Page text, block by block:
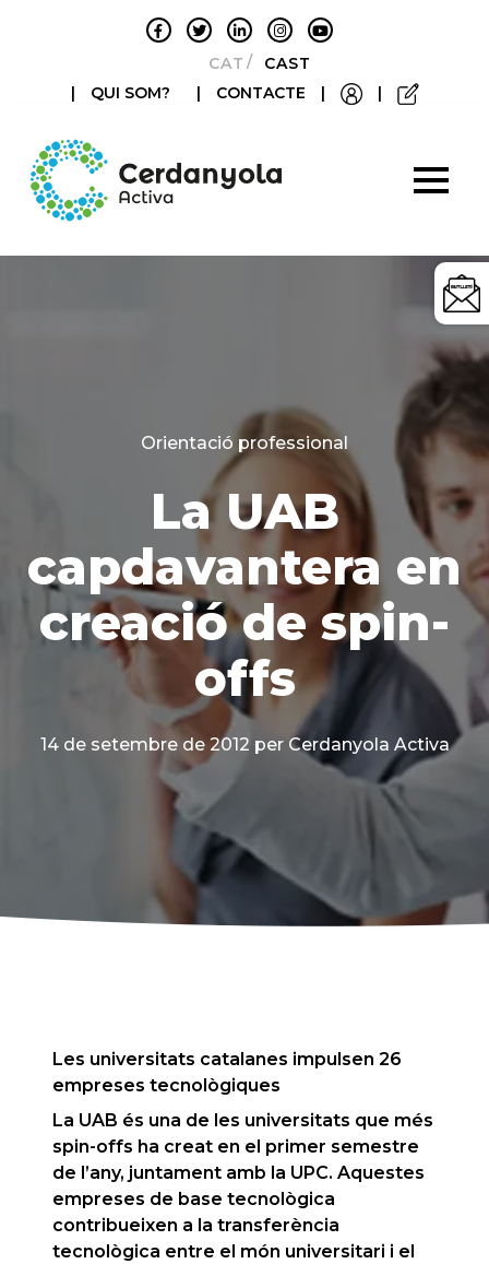
CATALÀCASTELLANO
|
QUI SOM? | CONTACTE | |
Categories
Orientació professional
La UAB
capdavantera en
creació de spin-
offs
14 de setembre de 2012 per Cerdanyola Activa
Les universitats catalanes impulsen 26
empreses tecnològiques
La UAB és una de les universitats que més
spin-offs ha creat en el primer semestre
de l’any, juntament amb la UPC. Aquestes
empreses de base tecnològica
contribueixen a la transferència
tecnològica entre el món universitari i el